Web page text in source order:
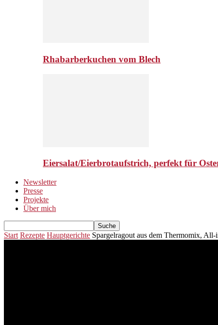
Rhabarberkuchen vom Blech
Eiersalat/Eierbrotaufstrich, perfekt für
Newsletter
Presse
Projekte
Über mich
Start Rezepte Hauptgerichte Spargelragout aus dem Thermomix, All-